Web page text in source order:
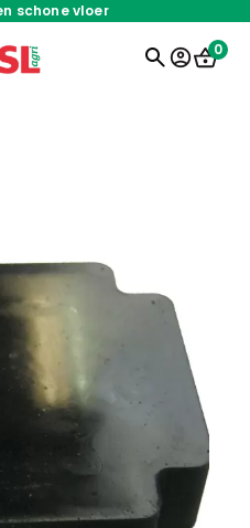
schone vloer
0